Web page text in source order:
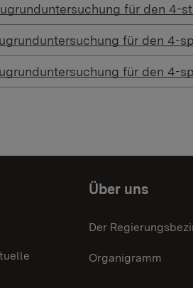
für den 4-
für den 4-
für den 4-
Über uns
Der
Organigramm